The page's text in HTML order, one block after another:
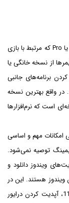
امکانات نسخه‌های مختلف ویندوز 11 مثل نسخه Home یا Pro که مرتبط با بازی
از نسخه خانگی یا
برنامه‌های جانبی
در واقع بهترین نسخه
است که نرم‌افزارها
و کم‌حجم ویندوز 11 فاقد برخی امکانات مهم و اساسی
توصیه نمی‌شود.
ویندوز دانلود و
ویندوز هستند. این در
حالی است که برای حل مشکل لگ در بازی ها ویندوز 11، آپدیت کردن درایور